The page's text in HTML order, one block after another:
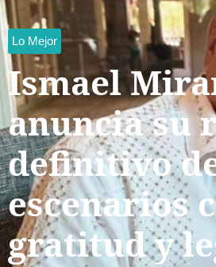
Lo Mejor
Ismael
anuncia su
definitivo
escenarios
gratitud y